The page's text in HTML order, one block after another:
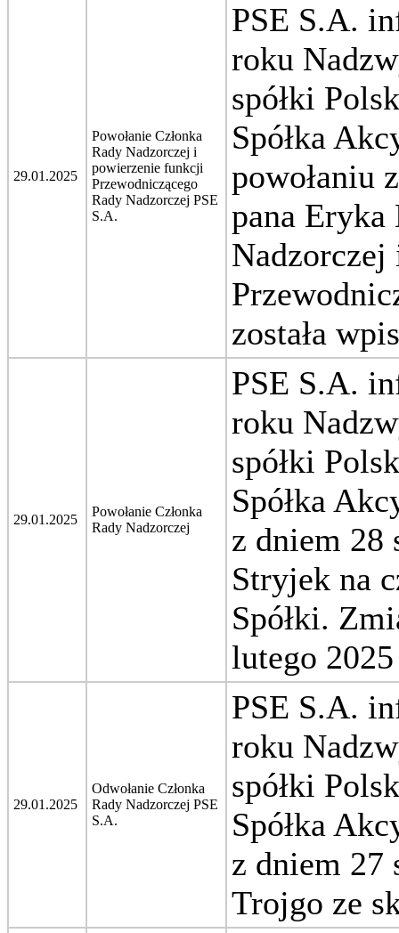
29.01.2025
Powołanie Członka
Rady Nadzorczej i
powierzenie funkcji
Przewodniczącego
Rady Nadzorczej PSE
S.A.
PSE S.A.
roku
spółki
Spółka
powołaniu
pana Eryka
została
29.01.2025
Powołanie Członka
Rady Nadzorczej
PSE S.A.
roku
spółki
Spółka
z dniem 28
Stryjek na
Spółki.
lutego
29.01.2025
Odwołanie Członka
Rady Nadzorczej PSE
S.A.
PSE S.A.
roku
spółki
Spółka
z dniem 27
Trojgo ze